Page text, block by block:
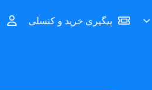
پیگیری خرید و کنسلی